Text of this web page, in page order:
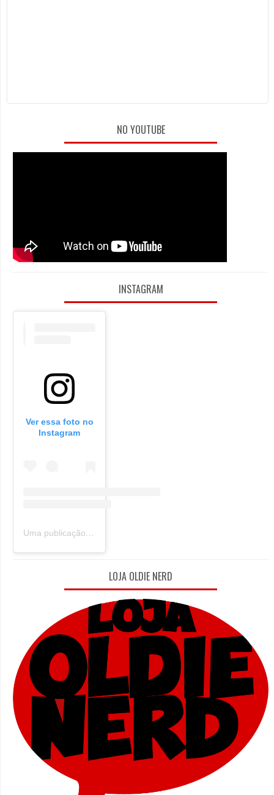
NO YOUTUBE
INSTAGRAM
Ver essa foto no
Instagram
Uma publicação compartilhada por Oldie Nerd (@oldie_nerd)
LOJA OLDIE NERD